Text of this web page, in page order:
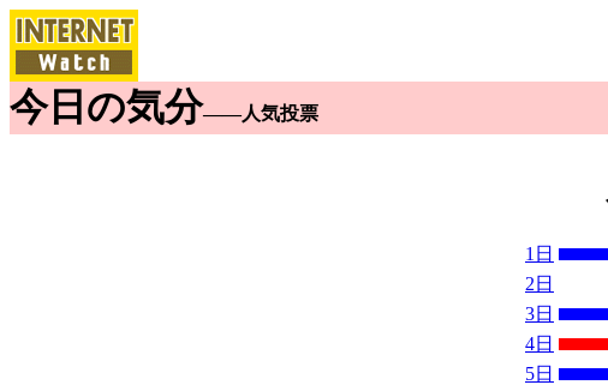
今日の気分――人気投票
1日
2日
3日
4日
5日